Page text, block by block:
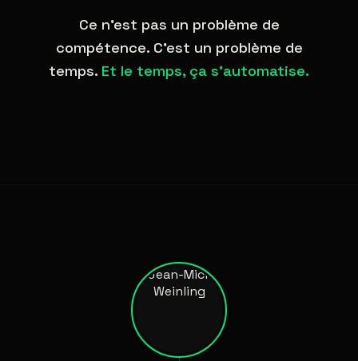
Ce n'est pas un problème de
compétence. C'est un problème de
temps. Et le temps, ça s'automatise.